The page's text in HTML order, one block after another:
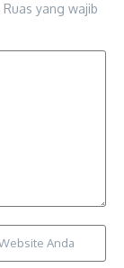
Ruas yang wajib